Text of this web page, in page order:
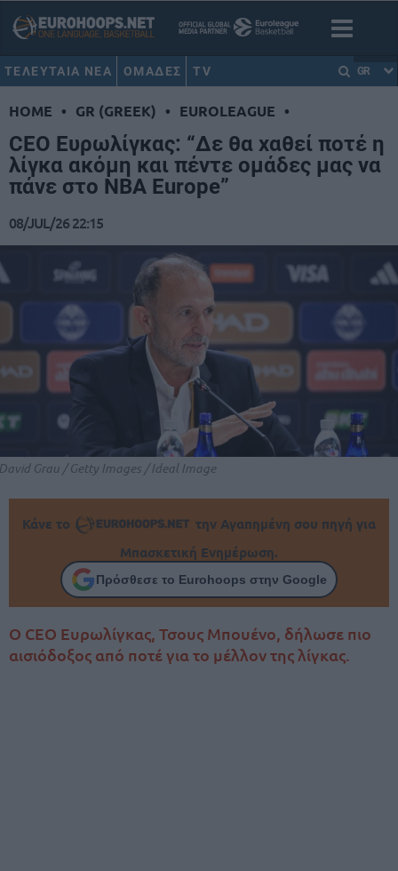
ΤΕΛΕΥΤΑΙΑ ΝΕΑ ΟΜΑΔΕΣ TV GR
HOME • GR (GREEK) • EUROLEAGUE •
CEO Ευρωλίγκας: “Δε θα χαθεί ποτέ η
λίγκα ακόμη και πέντε ομάδες μας να
πάνε στο NBA Europe”
08/JUL/26 22:15
Grau / Getty Images / Ideal Image
Κάνε το
την Αγαπημένη σου πηγή για
Μπασκετική Ενημέρωση.
Πρόσθεσε το Eurohoops στην Google
Ο CEO Ευρωλίγκας, Τσους Μπουένο, δήλωσε πιο
αισιόδοξος από ποτέ για το μέλλον της λίγκας.